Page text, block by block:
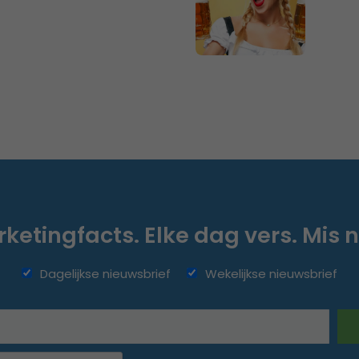
Elke dag vers. Mis
Dagelijkse nieuwsbrief Wekelijkse nieuwsbrief